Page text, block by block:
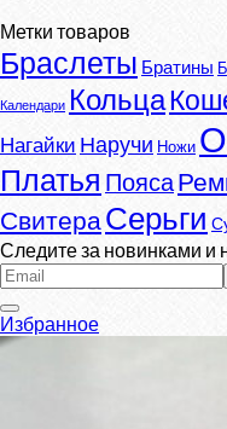
Метки товаров
Браслеты Братины
Календари Кольца
Нагайки Наручи Ножи
Платья Пояса
СвитераСерьги
Следите за новинками и
Избранное